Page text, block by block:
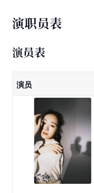
演职员表
演员表
演员